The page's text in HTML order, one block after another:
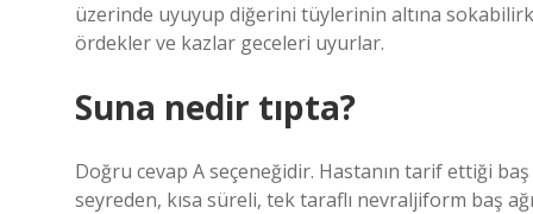
üzerinde uyuyup diğerini tüylerinin altına
ördekler ve kazlar geceleri uyurlar.
Suna nedir tıpta?
Doğru cevap A seçeneğidir. Hastanın tarif ettiği
seyreden, kısa süreli, tek taraflı nevraljiform baş